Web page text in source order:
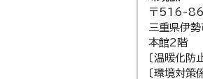
〒516-
三重県伊
本館2階
〔温暖化
〔環境対